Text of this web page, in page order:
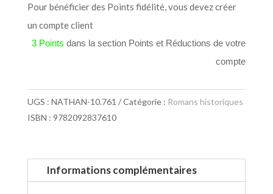
Pour bénéficier des Points fidélité, vous devez créer
un compte client
3 Points dans la section Points et Réductions de votre
compte
UGS : NATHAN-10.761 Catégorie : Romans historiques
ISBN : 9782092837610
Informations complémentaires